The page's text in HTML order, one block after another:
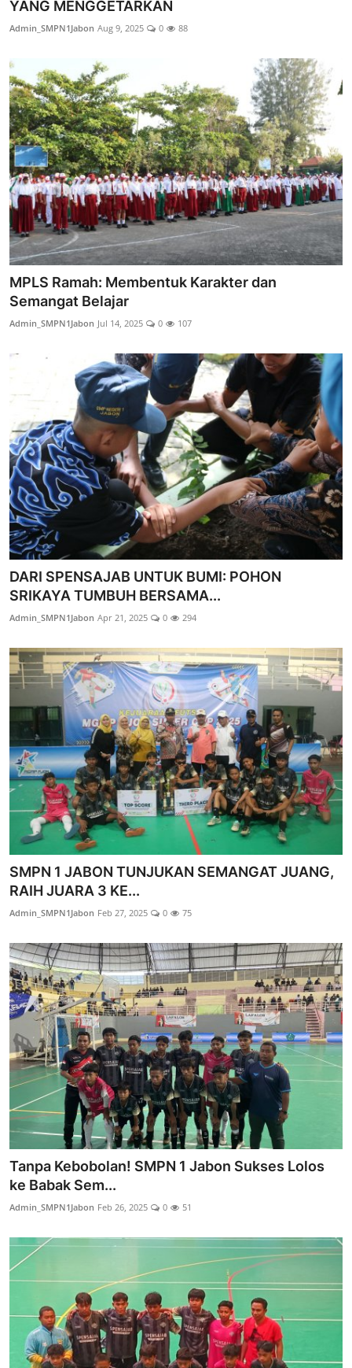
YANG MENGGETARKAN
Admin_SMPN1Jabon Aug 9, 2025 0 88
MPLS Ramah: Membentuk Karakter dan
Semangat Belajar
Admin_SMPN1Jabon Jul 14, 2025 0 107
DARI SPENSAJAB UNTUK BUMI: POHON
SRIKAYA TUMBUH BERSAMA...
Admin_SMPN1Jabon Apr 21, 2025 0 294
SMPN 1 JABON TUNJUKAN SEMANGAT JUANG,
RAIH JUARA 3 KE...
Admin_SMPN1Jabon Feb 27, 2025 0 75
Tanpa Kebobolan! SMPN 1 Jabon Sukses Lolos
ke Babak Sem...
Admin_SMPN1Jabon Feb 26, 2025 0 51